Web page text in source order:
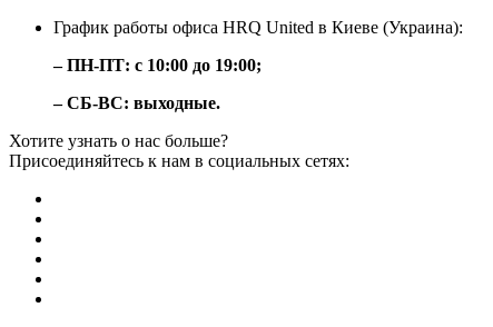
График работы офиса HRQ United в Киеве (Украина):
– ПН-ПТ: с 10:00 до 19:00;
– СБ-ВС: выходные.
Хотите узнать о нас больше?
Присоединяйтесь к нам в социальных сетях: